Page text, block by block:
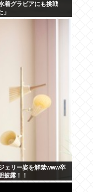
着グラビアにも挑戦
ェリー姿を解禁www卒
披露！！